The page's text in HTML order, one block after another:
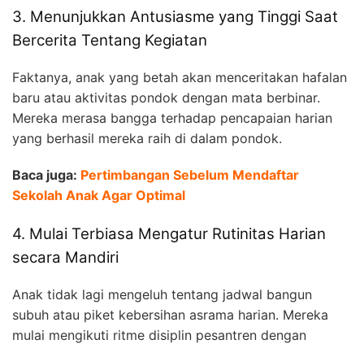
3. Menunjukkan Antusiasme yang Tinggi Saat
Bercerita Tentang Kegiatan
Faktanya, anak yang betah akan menceritakan hafalan
baru atau aktivitas pondok dengan mata berbinar.
Mereka merasa bangga terhadap pencapaian harian
yang berhasil mereka raih di dalam pondok.
Baca juga: Pertimbangan Sebelum Mendaftar
Sekolah Anak Agar Optimal
4. Mulai Terbiasa Mengatur Rutinitas Harian
secara Mandiri
Anak tidak lagi mengeluh tentang jadwal bangun
subuh atau piket kebersihan asrama harian. Mereka
mulai mengikuti ritme disiplin pesantren dengan